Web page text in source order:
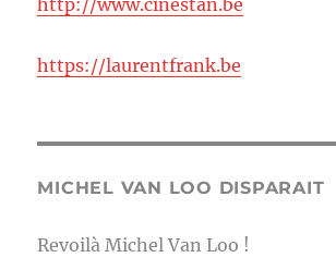
http://www.cinestan.be
https://laurentfrank.be
MICHEL VAN LOO DISPARAIT
Revoilà Michel Van Loo !